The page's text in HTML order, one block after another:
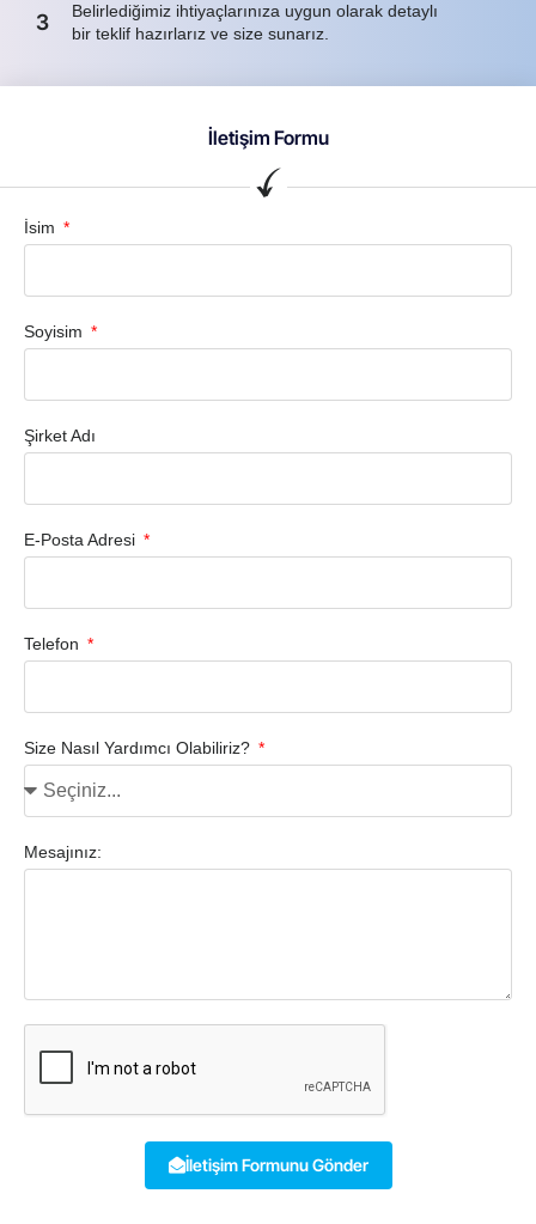
3
Belirlediğimiz ihtiyaçlarınıza uygun olarak detaylı
bir teklif hazırlarız ve size sunarız.
İletişim Formu
İsim
Soyisim
Şirket Adı
E-Posta Adresi
Telefon
Size Nasıl Yardımcı Olabiliriz?
Mesajınız:
İletişim Formunu Gönder